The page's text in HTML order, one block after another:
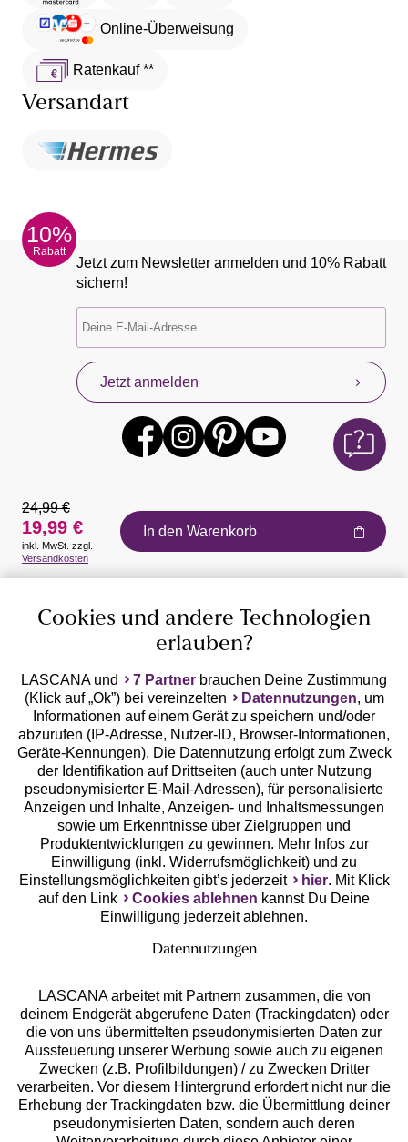
Online-Überweisung
Ratenkauf **
Versandart
10%
Rabatt
Jetzt zum Newsletter anmelden und 10% Rabatt
sichern!
Jetzt anmelden
Auszeichnungen
Geprüfte Sicherheit
Unsere Apps
Services
Beratung
Über uns
24,99 €
19,99 €
inkl. MwSt. zzgl.
Versandkosten
In den Warenkorb
Cookies und andere Technologien
erlauben?
LASCANA und 7 Partner brauchen Deine Zustimmung
(Klick auf „Ok”) bei vereinzelten
Datennutzungen, um
Informationen auf einem Gerät zu speichern und/oder
abzurufen (IP-Adresse, Nutzer-ID, Browser-Informationen,
Geräte-Kennungen). Die Datennutzung erfolgt zum Zweck
der Identifikation auf Drittseiten (auch unter Nutzung
pseudonymisierter E-Mail-Adressen), für personalisierte
Anzeigen und Inhalte, Anzeigen- und Inhaltsmessungen
sowie um Erkenntnisse über Zielgruppen und
Produktentwicklungen zu gewinnen. Mehr Infos zur
Einwilligung (inkl. Widerrufsmöglichkeit) und zu
Einstellungsmöglichkeiten gibt’s jederzeit
hier. Mit Klick
auf den Link
Cookies ablehnen kannst Du Deine
Einwilligung jederzeit ablehnen.
Datennutzungen
LASCANA arbeitet mit Partnern zusammen, die von
deinem Endgerät abgerufene Daten (Trackingdaten) oder
die von uns übermittelten pseudonymisierten Daten zur
Aussteuerung unserer Werbung sowie auch zu eigenen
Zwecken (z.B. Profilbildungen) / zu Zwecken Dritter
verarbeiten. Vor diesem Hintergrund erfordert nicht nur die
Erhebung der Trackingdaten bzw. die Übermittlung deiner
pseudonymisierten Daten, sondern auch deren